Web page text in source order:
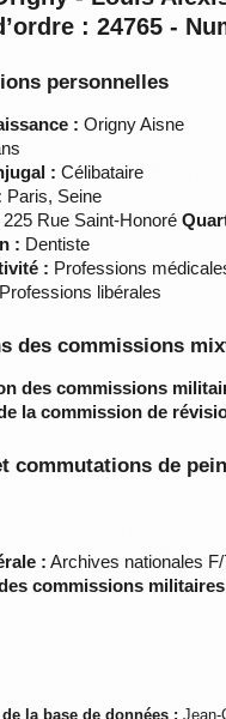
: 24765 -
personnelles
: Origny Aisne
: Célibataire
Paris, Seine
225 Rue Saint-Honoré
: Dentiste
: Professions
Professions libérales
des commissions
des commissions
la commission de
commutations de
: Archives nationales
commissions
la base de données : Jean-